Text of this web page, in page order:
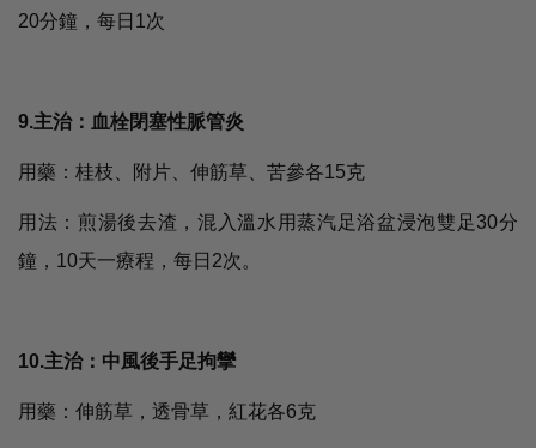
20分鐘，每日1次
9.主治：血栓閉塞性脈管炎
用藥：桂枝、附片、伸筋草、苦參各15克
用法：煎湯後去渣，混入溫水用蒸汽足浴盆浸泡雙足30分
鐘，10天一療程，每日2次。
10.主治：中風後手足拘攣
用藥：伸筋草，透骨草，紅花各6克